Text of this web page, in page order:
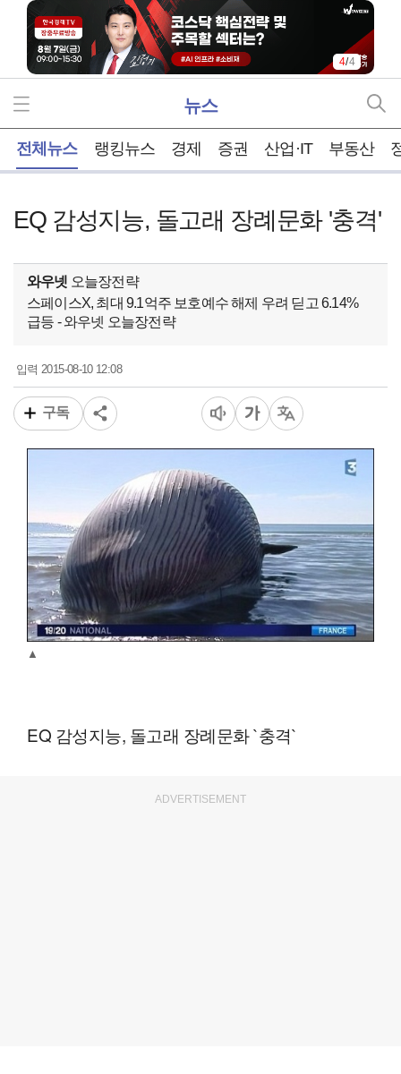
4/4
뉴스
전체뉴스 랭킹뉴스 경제 증권 산업·IT 부동산
EQ 감성지능, 돌고래 장례문화 '충격'
와우넷 오늘장전략
스페이스X, 최대 9.1억주 보호예수 해제 우려 딛고 6.14%
급등 - 와우넷 오늘장전략
입력 2015-08-10 12:08
구독
▲
EQ 감성지능, 돌고래 장례문화 `충격`
ADVERTISEMENT